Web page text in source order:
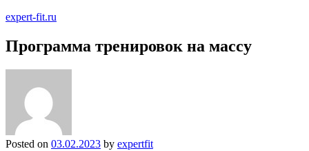
expert-fit.ru
Программа тренировок на массу
Posted on 03.02.2023 by expertfit